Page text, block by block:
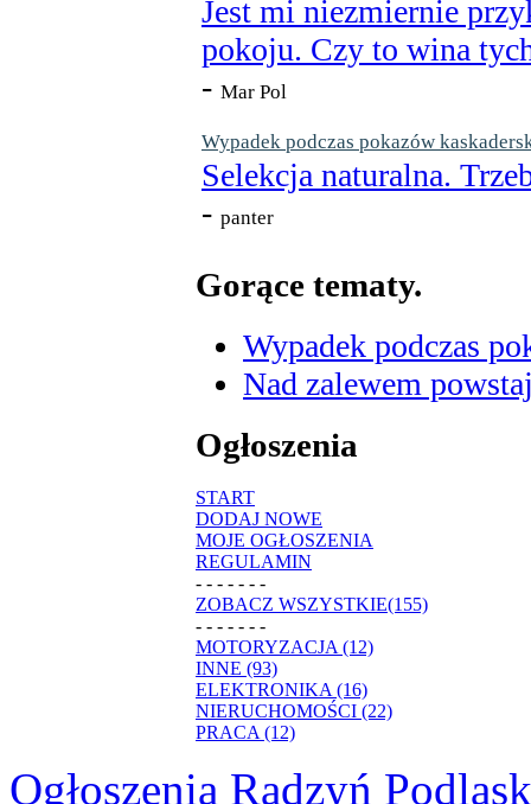
Jest mi niezmiernie
pokoju. Czy to wina
- Mar Pol
Wypadek podczas pokazów
Selekcja naturalna.
- panter
Gorące tematy.
Wypadek podczas
Nad zalewem
Ogłoszenia
START
DODAJ NOWE
MOJE OGŁOSZENIA
REGULAMIN
- - - - - - -
ZOBACZ WSZYSTKIE(155)
- - - - - - -
MOTORYZACJA (12)
INNE (93)
ELEKTRONIKA (16)
NIERUCHOMOŚCI (22)
PRACA (12)
Ogłoszenia Radzyń